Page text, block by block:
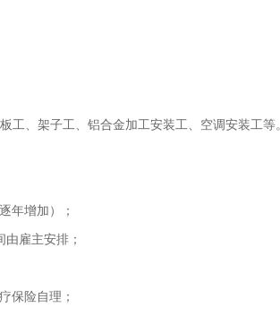
、架子工、铝合金加工安装工、空调安装工等。
年增加）；
雇主安排；
保险自理；